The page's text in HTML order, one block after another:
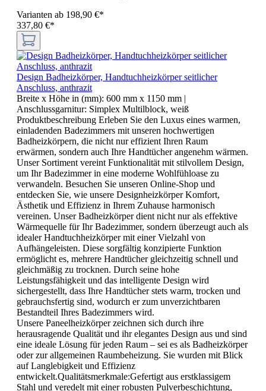
Varianten ab 198,90 €*
337,80 €*
Design Badheizkörper, Handtuchheizkörper seitlicher
Anschluss, anthrazit
Breite x Höhe in (mm): 600 mm x 1150 mm |
Anschlussgarnitur: Simplex Multilblock, weiß
Produktbeschreibung Erleben Sie den Luxus eines warmen,
einladenden Badezimmers mit unseren hochwertigen
Badheizkörpern, die nicht nur effizient Ihren Raum
erwärmen, sondern auch Ihre Handtücher angenehm wärmen.
Unser Sortiment vereint Funktionalität mit stilvollem Design,
um Ihr Badezimmer in eine moderne Wohlfühloase zu
verwandeln. Besuchen Sie unseren Online-Shop und
entdecken Sie, wie unsere Designheizkörper Komfort,
Ästhetik und Effizienz in Ihrem Zuhause harmonisch
vereinen. Unser Badheizkörper dient nicht nur als effektive
Wärmequelle für Ihr Badezimmer, sondern überzeugt auch als
idealer Handtuchheizkörper mit einer Vielzahl von
Aufhängeleisten. Diese sorgfältig konzipierte Funktion
ermöglicht es, mehrere Handtücher gleichzeitig schnell und
gleichmäßig zu trocknen. Durch seine hohe
Leistungsfähigkeit und das intelligente Design wird
sichergestellt, dass Ihre Handtücher stets warm, trocken und
gebrauchsfertig sind, wodurch er zum unverzichtbaren
Bestandteil Ihres Badezimmers wird.
Unsere Paneelheizkörper zeichnen sich durch ihre
herausragende Qualität und ihr elegantes Design aus und sind
eine ideale Lösung für jeden Raum – sei es als Badheizkörper
oder zur allgemeinen Raumbeheizung. Sie wurden mit Blick
auf Langlebigkeit und Effizienz
entwickelt.Qualitätsmerkmale:Gefertigt aus erstklassigem
Stahl und veredelt mit einer robusten Pulverbeschichtung,